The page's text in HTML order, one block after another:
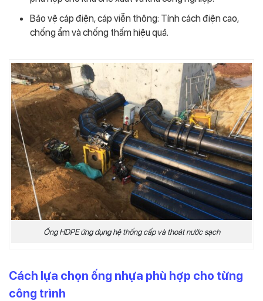
Bảo vệ cáp điện, cáp viễn thông: Tính cách điện cao,
chống ẩm và chống thấm hiệu quả.
Ống HDPE ứng dụng hệ thống cấp và thoát nước sạch
Cách lựa chọn ống nhựa phù hợp cho từng
công trình